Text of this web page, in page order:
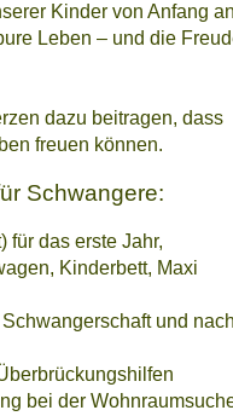
Kinder von Anfang
Leben – und die
dazu beitragen, dass
freuen können.
Schwangere:
für das erste Jahr,
Kinderbett, Maxi
und
bei der